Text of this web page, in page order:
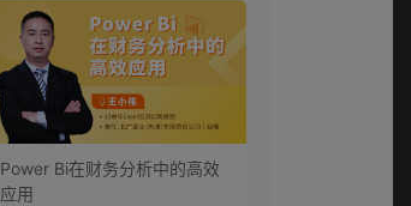
Power Bi在财务分析中的高效
应用